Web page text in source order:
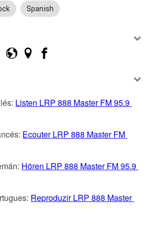
Spanish
Listen LRP 888 Master FM 95.9
Ecouter LRP 888 Master FM
Hören LRP 888 Master FM 95.9
Reproduzir LRP 888 Master